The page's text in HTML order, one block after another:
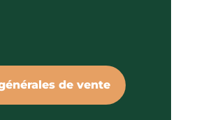
de vente